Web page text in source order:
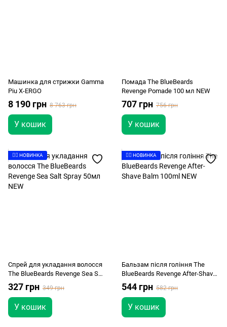
Машинка для стрижки Gamma
Piu X-ERGO
8 190 грн 8 763 грн
У кошик
Помада The BlueBeards
Revenge Pomade 100 мл NEW
707 грн 756 грн
У кошик
👉🏻 НОВИНКА
Спрей для укладання волосся
The BlueBeards Revenge Sea Salt
Spray 50мл NEW
327 грн 349 грн
У кошик
👉🏻 НОВИНКА
Бальзам після гоління The
BlueBeards Revenge After-Shave
Balm 100ml NEW
544 грн 582 грн
У кошик